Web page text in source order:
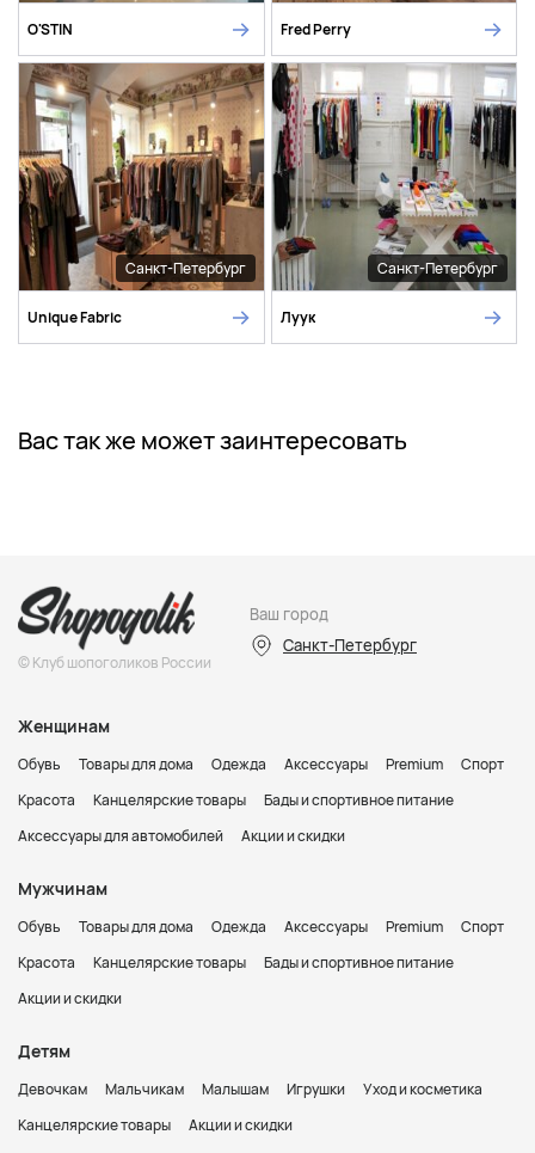
O'STIN Fred Perry
Санкт-Петербург
Unique Fabric
Санкт-Петербург
Луук
Вас так же может заинтересовать
© Клуб шопоголиков России
Ваш город
Санкт-Петербург
Женщинам
Обувь Товары для дома Одежда Аксессуары Premium
Спорт
Красота
Канцелярские товары
Бады и спортивное питание
Аксессуары для автомобилей
Акции и скидки
Мужчинам
Обувь Товары для дома Одежда Аксессуары Premium
Спорт
Красота
Канцелярские товары
Бады и спортивное питание
Акции и скидки
Детям
Девочкам Мальчикам Малышам Игрушки
Уход и косметика
Канцелярские товары
Акции и скидки